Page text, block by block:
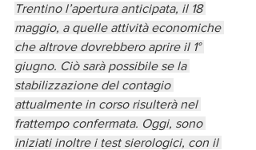
Trentino l’apertura anticipata, il 18
maggio, a quelle attività economiche
che altrove dovrebbero aprire il 1°
giugno. Ciò sarà possibile se la
stabilizzazione del contagio
attualmente in corso risulterà nel
frattempo confermata. Oggi, sono
iniziati inoltre i test sierologici, con il